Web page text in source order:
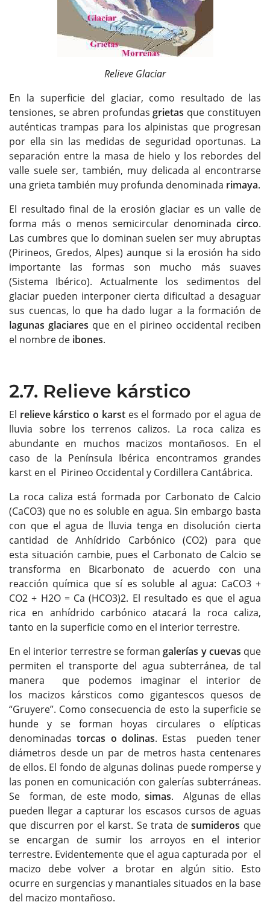
Relieve Glaciar
En la superficie del glaciar, como resultado de las
tensiones, se abren profundasgrietas que constituyen
auténticas trampas para los alpinistas que progresan
por ella sin las medidas de seguridad oportunas. La
separación entre la masa de hielo y los rebordes del
valle suele ser, también, muy delicada al encontrarse
una grieta también muy profunda denominada rimaya.
El resultado final de la erosión glaciar es un valle de
forma más o menos semicircular denominada circo.
Las cumbres que lo dominan suelen ser muy abruptas
(Pirineos, Gredos, Alpes) aunque si la erosión ha sido
importante las formas son mucho más suaves
(Sistema Ibérico). Actualmente los sedimentos del
glaciar pueden interponer cierta dificultad a desaguar
sus cuencas, lo que ha dado lugar a la formación de
lagunas glaciares que en el pirineo occidental reciben
el nombre de ibones.
2.7. Relieve kárstico
El relieve kárstico o karst es el formado por el agua de
lluvia sobre los terrenos calizos. La roca caliza es
abundante en muchos macizos montañosos. En el
caso de la Península Ibérica encontramos grandes
karst en el Pirineo Occidental y Cordillera Cantábrica.
La roca caliza está formada por Carbonato de Calcio
(CaCO3) que no es soluble en agua. Sin embargo basta
con que el agua de lluvia tenga en disolución cierta
cantidad de Anhídrido Carbónico (CO2) para que
esta situación cambie, pues el Carbonato de Calcio se
transforma en Bicarbonato de acuerdo con una
reacción química que sí es soluble al agua: CaCO3 +
CO2 + H2O = Ca (HCO3)2. El resultado es que el agua
rica en anhídrido carbónico atacará la roca caliza,
tanto en la superficie como en el interior terrestre.
En el interior terrestre se formangalerías y cuevas que
permiten el transporte del agua subterránea, de tal
manera que podemos imaginar el interior de
los macizos kársticos como gigantescos quesos de
“Gruyere”. Como consecuencia de esto la superficie se
hunde y se forman hoyas circulares o elípticas
denominadastorcas o dolinas. Estas pueden tener
diámetros desde un par de metros hasta centenares
de ellos. El fondo de algunas dolinas puede romperse y
las ponen en comunicación con galerías subterráneas.
Se forman, de este modo,simas. Algunas de ellas
pueden llegar a capturar los escasos cursos de aguas
que discurren por el karst. Se trata desumideros que
se encargan de sumir los arroyos en el interior
terrestre. Evidentemente que el agua capturada por el
macizo debe volver a brotar en algún sitio. Esto
ocurre en surgencias y manantiales situados en la base
del macizo montañoso.